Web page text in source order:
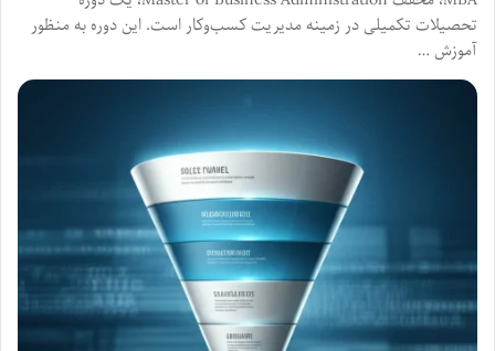
تحصیلات تکمیلی در زمینه مدیریت کسب‌وکار است. این دوره به منظور
آموزش …